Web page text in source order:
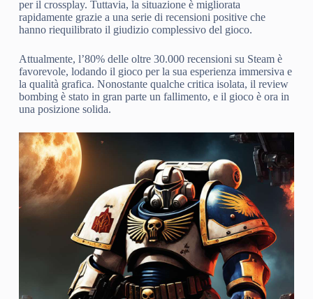
per il crossplay. Tuttavia, la situazione è migliorata
rapidamente grazie a una serie di recensioni positive che
hanno riequilibrato il giudizio complessivo del gioco.
Attualmente, l’80% delle oltre 30.000 recensioni su Steam è
favorevole, lodando il gioco per la sua esperienza immersiva e
la qualità grafica. Nonostante qualche critica isolata, il review
bombing è stato in gran parte un fallimento, e il gioco è ora in
una posizione solida.